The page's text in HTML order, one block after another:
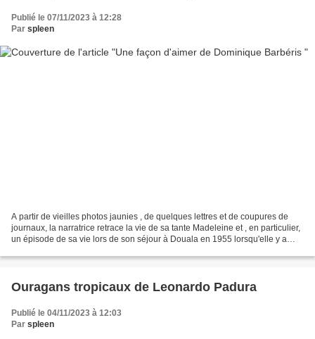
Publié le 07/11/2023 à 12:28
Par spleen
A partir de vieilles photos jaunies , de quelques lettres et de coupures de
journaux, la narratrice retrace la vie de sa tante Madeleine et , en particulier,
un épisode de sa vie lors de son séjour à Douala en 1955 lorsqu'elle y a
Ouragans tropicaux de Leonardo Padura
Publié le 04/11/2023 à 12:03
Par spleen